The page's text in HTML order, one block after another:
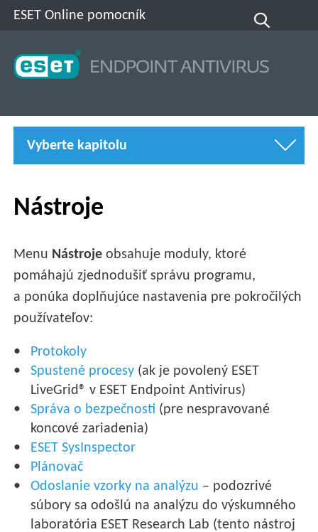
ESET Online pomocník
Vyberte kapitolu
Nástroje
Menu Nástroje obsahuje moduly, ktoré
pomáhajú zjednodušiť správu programu,
a ponúka doplňujúce nastavenia pre pokročilých
používateľov:
Protokoly
Spustené procesy (ak je povolený ESET
LiveGrid® v ESET Endpoint Antivirus)
Správa o bezpečnosti (pre nespravované
koncové zariadenia)
ESET SysInspector
Plánovač
Odoslanie vzorky na analýzu – podozrivé
súbory sa odošlú na analýzu do výskumného
laboratória ESET Research Lab (tento nástroj